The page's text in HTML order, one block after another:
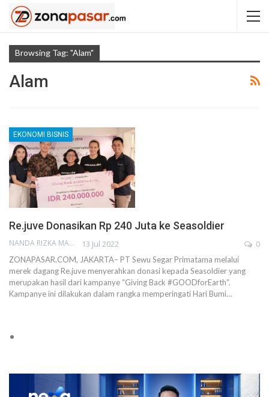
Browsing Tag: "Alam"
Alam
EKONOMI BISNIS
Re.juve Donasikan Rp 240 Juta ke Seasoldier
NANDA RIZKA MAHENDRA 13 Jul 2022 0
ZONAPASAR.COM, JAKARTA– PT Sewu Segar Primatama melalui
merek dagang Re.juve menyerahkan donasi kepada Seasoldier yang
merupakan hasil dari kampanye “Giving Back #GOODforEarth”.
Kampanye ini dilakukan dalam rangka memperingati Hari Bumi…